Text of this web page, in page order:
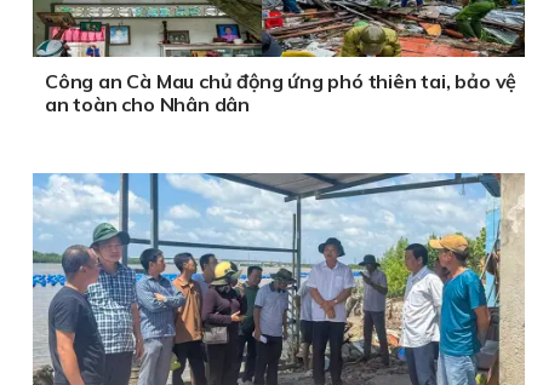
Công an Cà Mau chủ động ứng phó thiên tai, bảo vệ
an toàn cho Nhân dân